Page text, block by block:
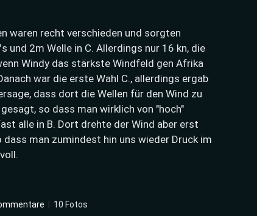
waren recht verschieden und sorgten
und 2m Welle in C. Allerdings nur 16 kn, die
Windy das stärkste Windfeld gen Afrika
war die erste Wahl C., allerdings ergab
dass dort die Wellen für den Wind zu
so dass man wirklich von "hoch"
alle in B. Dort drehte der Wind aber erst
man zumindest hin uns wieder Druck im
| 10 Fotos